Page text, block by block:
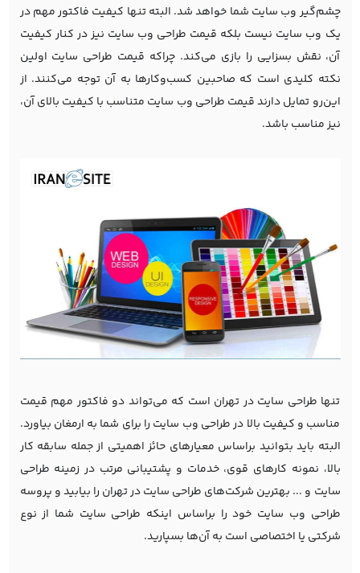
چشم‌گیر وب سایت شما خواهد شد. البته تنها کیفیت فاکتور مهم در
یک وب سایت نیست بلکه قیمت طراحی وب سایت نیز در کنار کیفیت
آن، نقش بسزایی را بازی می‌کند. چراکه قیمت طراحی سایت اولین
نکته کلیدی است که صاحبین کسب‌و‌کارها به آن توجه می‌کنند. از
این‌رو تمایل دارند قیمت طراحی وب سایت متناسب با کیفیت بالای آن،
نیز مناسب باشد.
تنها طراحی سایت در تهران است که می‌تواند دو فاکتور مهم قیمت
مناسب و کیفیت بالا در طراحی وب سایت را برای شما به ارمغان بیاورد.
البته باید بتوانید براساس معیارهای حائز اهمیتی از جمله سابقه کار
بالا، نمونه کارهای قوی، خدمات و پشتیبانی مرتب در زمینه طراحی
سایت و ... بهترین شرکت‌های طراحی سایت در تهران را بیابید و پروسه
طراحی وب سایت خود را براساس اینکه طراحی سایت شما از نوع
شرکتی یا اختصاصی است به آن‌ها بسپارید.